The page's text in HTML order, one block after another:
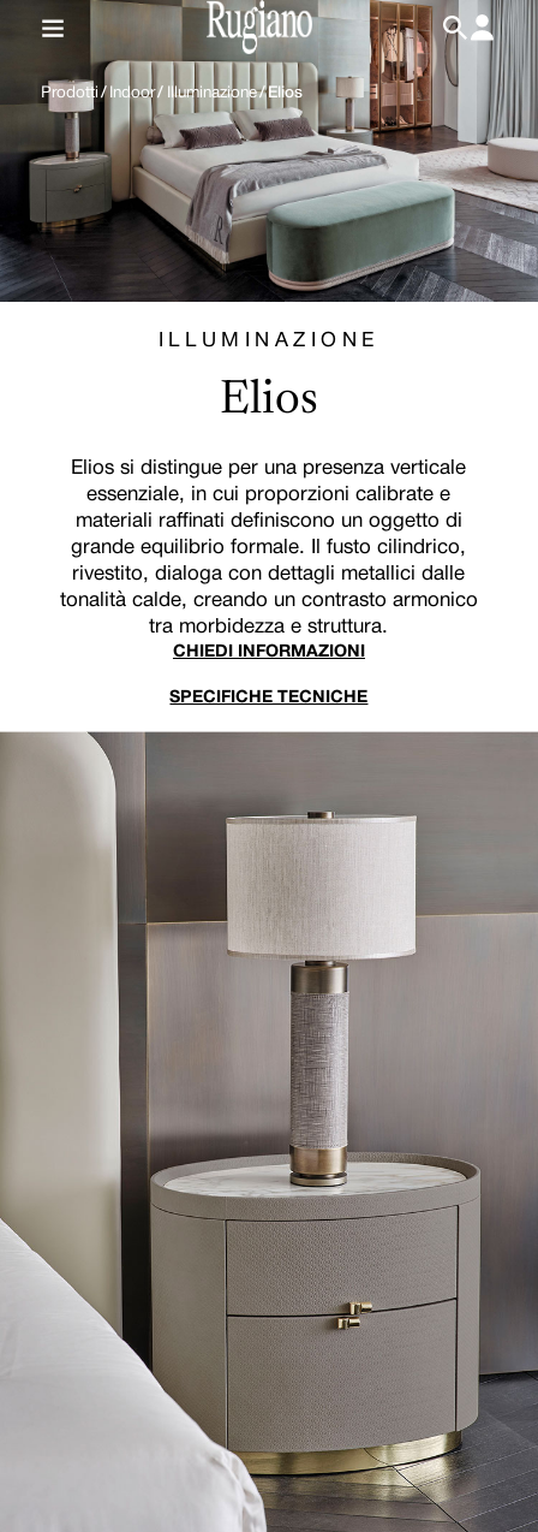
IT / EN
Prodotti / Indoor/ Illuminazione/ Elios
ILLUMINAZIONE
Elios
Elios si distingue per una presenza verticale
essenziale, in cui proporzioni calibrate e
materiali raffinati definiscono un oggetto di
grande equilibrio formale. Il fusto cilindrico,
rivestito, dialoga con dettagli metallici dalle
tonalità calde, creando un contrasto armonico
tra morbidezza e struttura.
CHIEDI INFORMAZIONI
SPECIFICHE TECNICHE